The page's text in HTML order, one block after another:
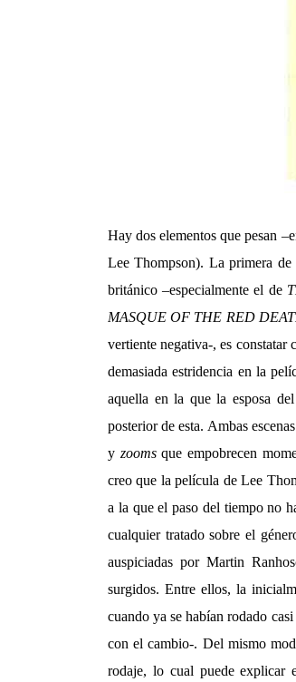
Hay dos elementos que pesan
Lee Thompson). La primera de
británico –especialmente el de
MASQUE OF THE RED
vertiente negativa-, es constatar
demasiada estridencia en la
aquella en la que la esposa
posterior de esta. Ambas
y zoomsque empobrecen
creo que la película de Lee
a la que el paso del tiempo no
cualquier tratado sobre el
auspiciadas por Martin
surgidos. Entre ellos, la
cuando ya se habían rodado
con el cambio-. Del mismo
rodaje, lo cual puede explicar